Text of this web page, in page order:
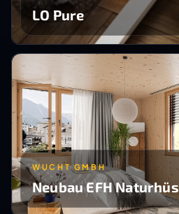
LO Pure
WUCHT GMBH
Neubau EFH Naturhüs